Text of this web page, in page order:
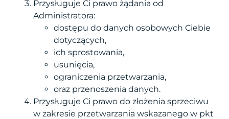
Przysługuje Ci prawo żądania od
Administratora:
dostępu do danych osobowych Ciebie
dotyczących,
ich sprostowania,
usunięcia,
ograniczenia przetwarzania,
oraz przenoszenia danych.
Przysługuje Ci prawo do złożenia sprzeciwu
w zakresie przetwarzania wskazanego w pkt